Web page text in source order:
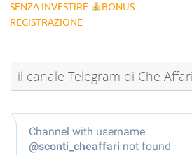
SENZA INVESTIRE
BONUS
REGISTRAZIONE
il canale Telegram di Che